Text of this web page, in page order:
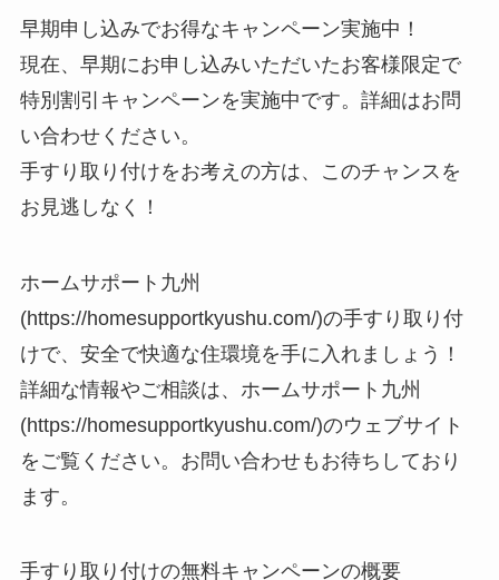
早期申し込みでお得なキャンペーン実施中！
現在、早期にお申し込みいただいたお客様限定で
特別割引キャンペーンを実施中です。詳細はお問
い合わせください。
手すり取り付けをお考えの方は、このチャンスを
お見逃しなく！
ホームサポート九州
(https://homesupportkyushu.com/)の手すり取り付
けで、安全で快適な住環境を手に入れましょう！
詳細な情報やご相談は、ホームサポート九州
(https://homesupportkyushu.com/)のウェブサイト
をご覧ください。お問い合わせもお待ちしており
ます。
手すり取り付けの無料キャンペーンの概要